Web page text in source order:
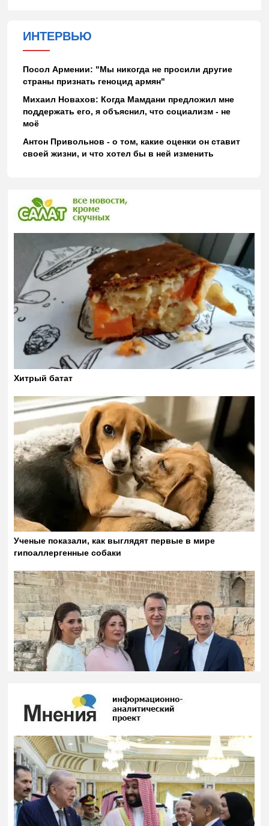
ИНТЕРВЬЮ
Посол Армении: "Мы никогда не просили другие
страны признать геноцид армян"
Михаил Новахов: Когда Мамдани предложил мне
поддержать его, я объяснил, что социализм - не
моё
Антон Привольнов - о том, какие оценки он ставит
своей жизни, и что хотел бы в ней изменить